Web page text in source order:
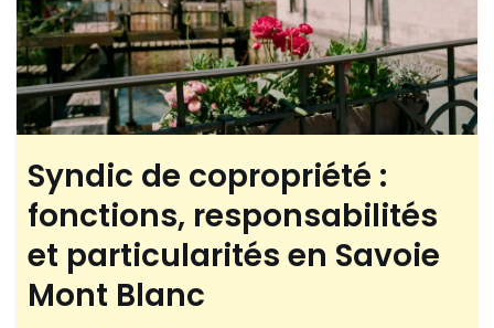
Syndic de copropriété :
fonctions, responsabilités
et particularités en Savoie
Mont Blanc